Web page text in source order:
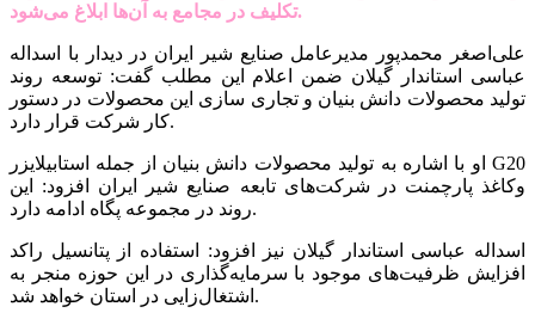
تکلیف در مجامع به آن‌ها ابلاغ می‌شود.
علی‌اصغر محمدپور مدیرعامل صنایع شیر ایران در دیدار با اسداله
عباسی استاندار گیلان ضمن اعلام این مطلب گفت: توسعه روند
تولید محصولات دانش بنیان و تجاری سازی این محصولات در دستور
کار شرکت قرار دارد.
او با اشاره به تولید محصولات دانش بنیان از جمله استابیلایزر G20
وکاغذ پارچمنت در شرکت‌های تابعه صنایع شیر ایران افزود: این
روند در مجموعه پگاه ادامه دارد.
اسداله عباسی استاندار گیلان نیز افزود: استفاده از پتانسیل راکد
افزایش ظرفیت‌های موجود با سرمایه‌گذاری در این حوزه منجر به
اشتغال‌زایی در استان خواهد شد.